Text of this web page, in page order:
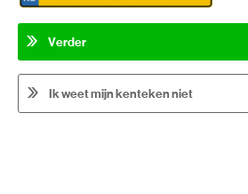
Verder
Ik weet mijn kenteken niet